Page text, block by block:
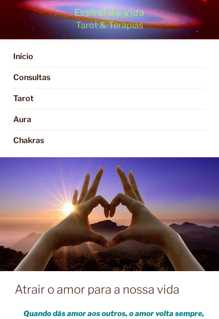
Saltar
conteúdo
Espiral de Vida
Tarot & Terapias
Início
Consultas
Tarot
Aura
Chakras
Atrair o amor para a nossa vida
Quando dás amor aos outros, o amor volta sempre,